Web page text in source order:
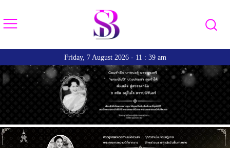
Friday, 7 August 2026 - 11 : 39 am